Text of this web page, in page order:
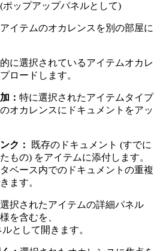
ップアップパネルとして)
イテムのオカレンスを別の部屋に
に選択されているアイテムオカレ
ロードします。
： 特に選択されたアイテムタイプ
オカレンスにドキュメントをアッ
ク：
既存のドキュメント (すでに
もの) をアイテムに添付します。
ベース内でのドキュメントの重複
ます。
選択されたアイテムの詳細パネル
を含むを、
として開きます。